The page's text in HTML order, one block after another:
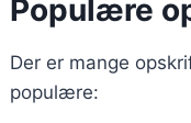
Populære
Der er mange
populære: